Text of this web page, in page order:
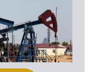
اقرأ المزيد